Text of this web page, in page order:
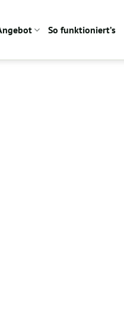
So funktioniert’s